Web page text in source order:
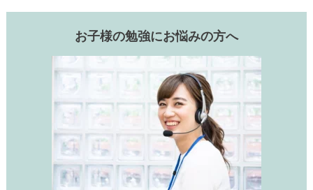
お子様の勉強にお悩みの方へ